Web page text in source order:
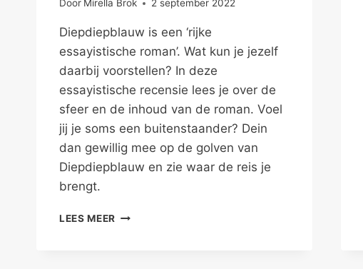
Door Mirella Brok 2 september 2022
Diepdiepblauw is een ‘rijke
essayistische roman’. Wat kun je jezelf
daarbij voorstellen? In deze
essayistische recensie lees je over de
sfeer en de inhoud van de roman. Voel
jij je soms een buitenstaander? Dein
dan gewillig mee op de golven van
Diepdiepblauw en zie waar de reis je
brengt.
LEES MEER PERSOON